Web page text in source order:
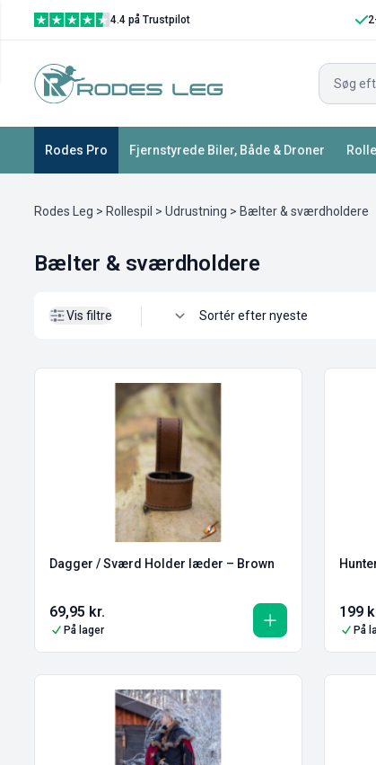
4.4 på Trustpilot
Rodes Pro Fjernstyrede Biler, Både & Droner
Vis filtre
Rodes Leg > Rollespil > Udrustning > Bælter & sværdholdere
Bælter & sværdholdere
Vis filtre
Dagger / Sværd Holder læder – Brown
69,95 kr.
På lager
199
På